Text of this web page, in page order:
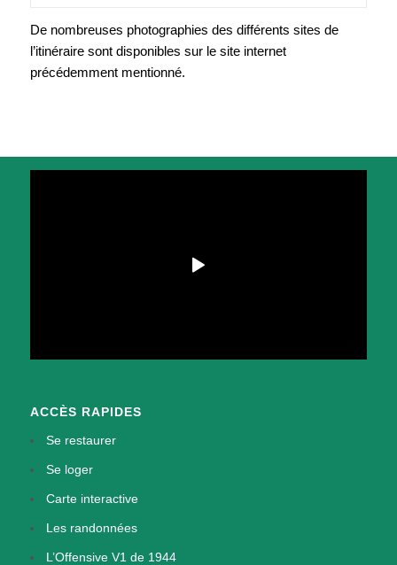
De nombreuses photographies des différents sites de
l’itinéraire sont disponibles sur le site internet
précédemment mentionné.
ACCÈS RAPIDES
Se restaurer
Se loger
Carte interactive
Les randonnées
L’Offensive V1 de 1944